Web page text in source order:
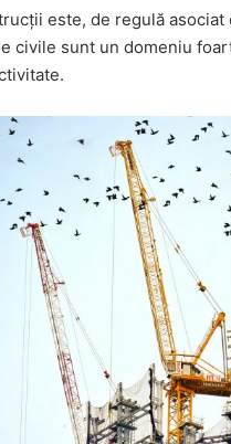
este, de regulă
civile sunt un domeniu